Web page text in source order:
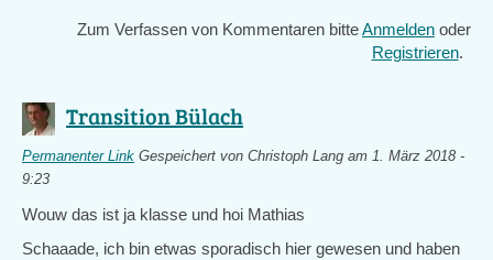
Zum Verfassen von Kommentaren bitteAnmelden oder
Registrieren.
Transition Bülach
Permanenter Link Gespeichert von Christoph Lang am 1. März 2018 -
9:23
Wouw das ist ja klasse und hoi Mathias
Schaaade, ich bin etwas sporadisch hier gewesen und haben